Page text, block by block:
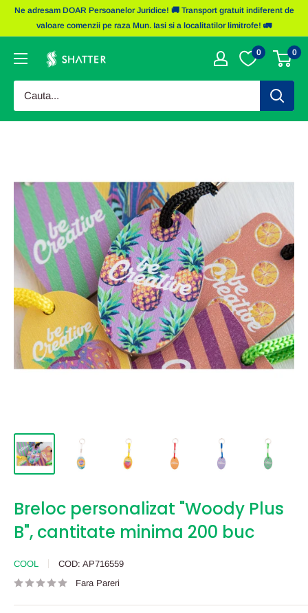
SaritiNe adresam DOAR Persoanelor Juridice! 🚚 Transport gratuit indiferent de
valoare comenzii pe raza Mun. Iasi si a localitatilor limitrofe! 🚛
Obiecte
Shatter
0 0
Breloc personalizat "Woody Plus
B", cantitate minima 200 buc
COOL COD: AP716559
Fara Pareri